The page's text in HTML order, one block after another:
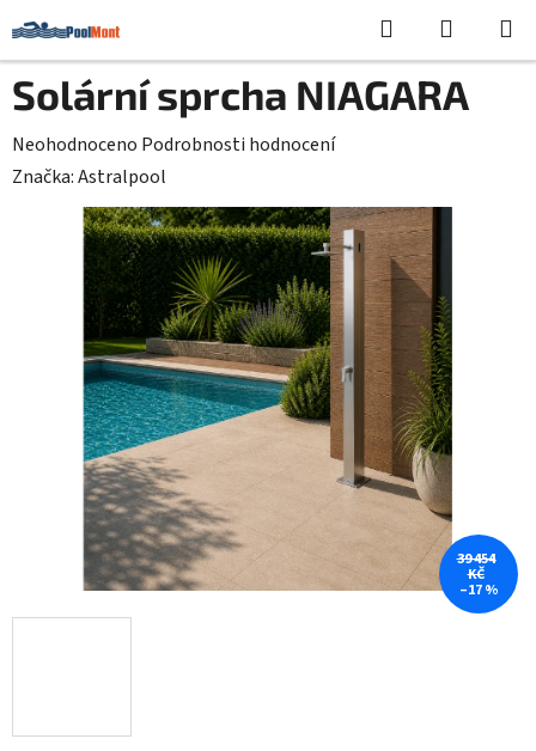
na
obsah
Hledat
KOŠÍK
Solární sprcha NIAGARA
Průměrné
hodnocení
produktu
hvězdiček.
Neohodnoceno Podrobnosti hodnocení
Značka:Astralpool
39 454
KČ
–17 %